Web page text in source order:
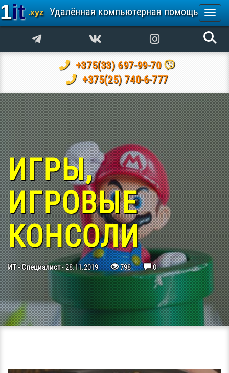
1it .xyz Удалённая компьютерная помощь
+375(33) 697-99-70
+375(25) 740-6-777
ИГРЫ,
ИГРОВЫЕ
КОНСОЛИ
ИТ - Специалист-28.11.2019 798 0